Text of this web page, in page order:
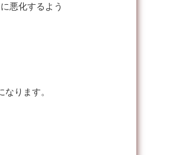
悪化するよう
ります。